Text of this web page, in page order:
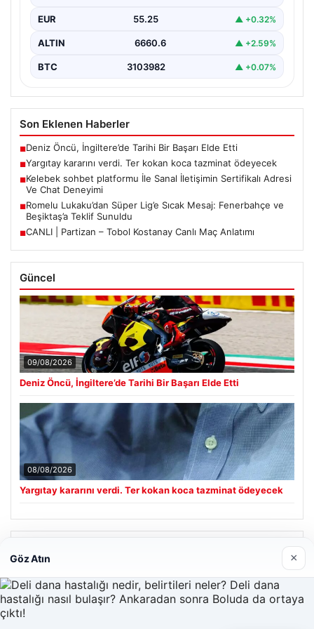
EUR 55.25 ▲ +0.32%
ALTIN 6660.6 ▲ +2.59%
BTC 3103982 ▲ +0.07%
Son Eklenen Haberler
■Deniz Öncü, İngiltere’de Tarihi Bir Başarı Elde Etti
■Yargıtay kararını verdi. Ter kokan koca tazminat ödeyecek
■Kelebek sohbet platformu İle Sanal İletişimin Sertifikalı Adresi
Ve Chat Deneyimi
■Romelu Lukaku’dan Süper Lig’e Sıcak Mesaj: Fenerbahçe ve
Beşiktaş’a Teklif Sunuldu
■CANLI | Partizan – Tobol Kostanay Canlı Maç Anlatımı
Güncel
09/08/2026
Deniz Öncü, İngiltere’de Tarihi Bir Başarı Elde Etti
08/08/2026
Yargıtay kararını verdi. Ter kokan koca tazminat ödeyecek
Göz Atın ×